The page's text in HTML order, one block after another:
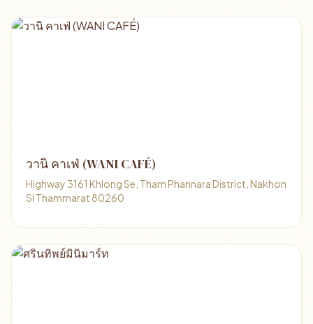
วานิ คาเฟ่ (WANI CAFÉ)
Highway 3161 Khlong Se, Tham Phannara District, Nakhon
Si Thammarat 80260